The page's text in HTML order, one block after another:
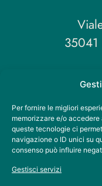
Per fornire le migliori
memorizzare e/o
queste tecnologie ci
navigazione o ID unici su
consenso può influire
Gestisci servizi
35041